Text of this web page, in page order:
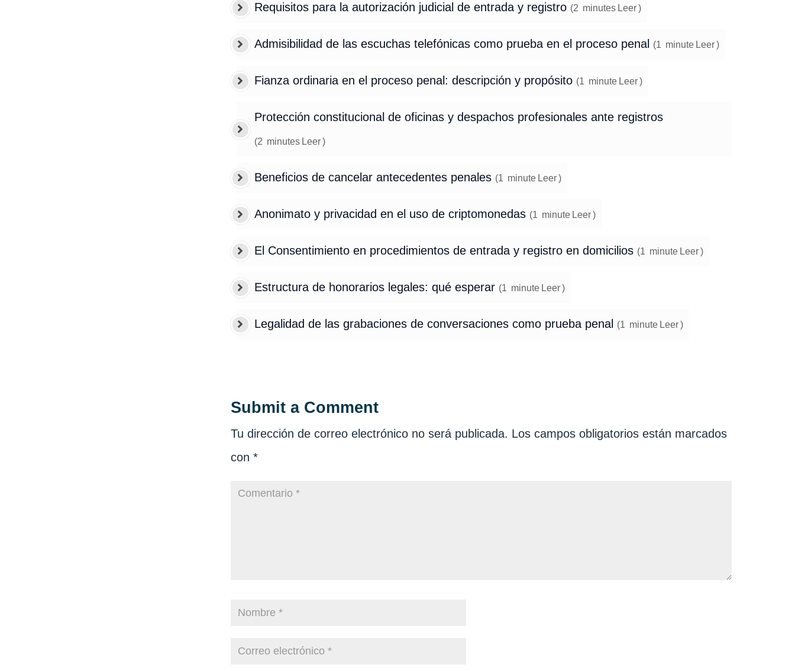
Requisitos para la autorización judicial de entrada y registro (2 minutes Leer )
Admisibilidad de las escuchas telefónicas como prueba en el proceso penal (1 minute Leer )
Fianza ordinaria en el proceso penal: descripción y propósito (1 minute Leer )
Protección constitucional de oficinas y despachos profesionales ante registros
(2 minutes Leer )
Beneficios de cancelar antecedentes penales (1 minute Leer )
Anonimato y privacidad en el uso de criptomonedas (1 minute Leer )
El Consentimiento en procedimientos de entrada y registro en domicilios (1 minute Leer )
Estructura de honorarios legales: qué esperar (1 minute Leer )
Legalidad de las grabaciones de conversaciones como prueba penal (1 minute Leer )
Submit a Comment
Tu dirección de correo electrónico no será publicada. Los campos obligatorios están marcados
con *